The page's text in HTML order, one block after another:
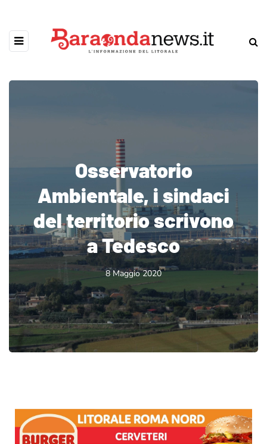
Osservatorio
Ambientale, i sindaci
del territorio scrivono
a Tedesco
8 Maggio 2020